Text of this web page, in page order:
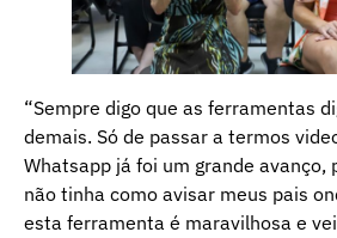
“Sempre digo que as ferramentas
demais. Só de passar a termos
Whatsapp já foi um grande avanço,
não tinha como avisar meus pais
esta ferramenta é maravilhosa e